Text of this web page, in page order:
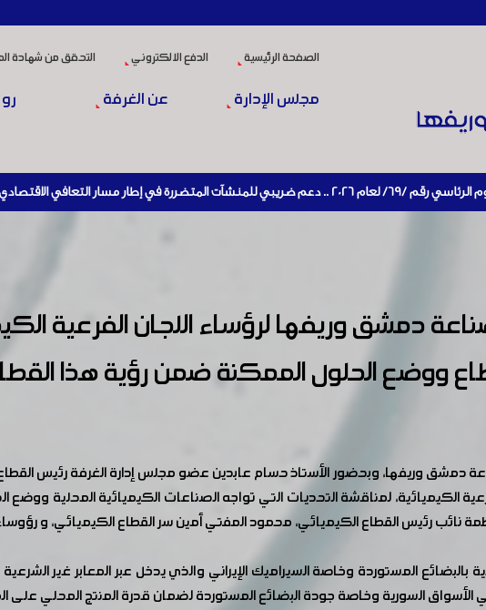
الصفحة الرئيسية الدفع الالكتروني التحقق من شهادة
مجلس الإدارة عن الغرفة
الاقتصادي وإعادة تنشيط الإنتاج
دمشق وريفها لرؤساء اللجان الفرعية
ووضع الحلول الممكنة ضمن رؤية هذا
وريفها، وبحضور الأستاذ حسام عابدين عضو مجلس إدارة الغرفة رئيس القطاع
الكيميائية، لمناقشة التحديات التي تواجه الصناعات الكيميائية المحلية
نائب رئيس القطاع الكيميائي، محمود المفتي أمين سر القطاع الكيميائي، و رؤوساء
بالبضائع المستوردة وخاصة السيراميك الإيراني والذي يدخل عبر المعابر غير
الأسواق السورية وخاصة جودة البضائع المستوردة لضمان قدرة المنتج المحلي على